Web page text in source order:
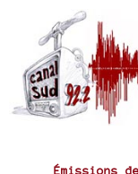
Émissions